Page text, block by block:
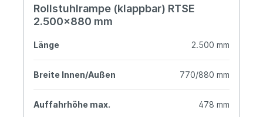
Rollstuhlrampe (klappbar) RTSE
2.500x880 mm
Länge 2.500 mm
Breite Innen/Außen 770/880 mm
Auffahrhöhe max. 478 mm